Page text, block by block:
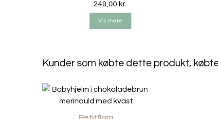
249,00 kr.
Vis mere
Kunder som købte dette produkt,